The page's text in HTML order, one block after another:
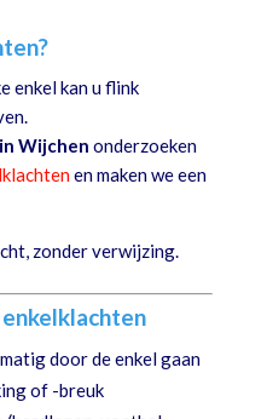
enkel kan u flink
in Wijchen onderzoeken
en maken we een
zonder verwijzing.
door de enkel gaan
of -breuk